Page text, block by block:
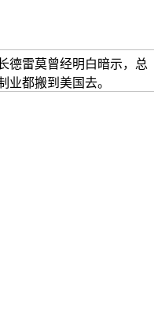
德雷莫曾经明白暗示，总
业都搬到美国去。